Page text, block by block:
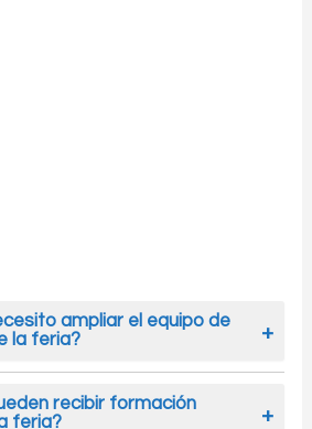
ampliar el equipo de
la feria?
Si durante el evento sientes
personal por un aumento
recibir formación
feria?